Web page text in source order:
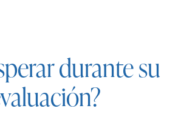
durante su